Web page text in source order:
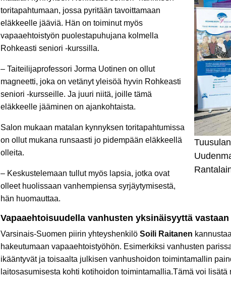
toritapahtumaan, jossa pyritään tavoittamaan
eläkkeelle jääviä. Hän on toiminut myös
vapaaehtoistyön puolestapuhujana kolmella
Rohkeasti seniori -kurssilla.
– Taiteilijaprofessori Jorma Uotinen on ollut
magneetti, joka on vetänyt yleisöä hyvin Rohkeasti
seniori -kursseille. Ja juuri niitä, joille tämä
eläkkeelle jääminen on ajankohtaista.
Salon mukaan matalan kynnyksen toritapahtumissa
on ollut mukana runsaasti jo pidempään eläkkeellä
olleita.
– Keskustelemaan tullut myös lapsia, jotka ovat
olleet huolissaan vanhempiensa syrjäytymisestä,
hän huomauttaa.
Vapaaehtoisuudella vanhusten yksinäisyyttä vastaan
Varsinais-Suomen piirin yhteyshenkilö Soili Raitanen
hakeutumaan vapaaehtoistyöhön. Esimerkiksi vanhusten
ikääntyvät ja toisaalta julkisen vanhushoidon toimintamallin
laitosasumisesta kohti kotihoidon toimintamallia.Tämä voi